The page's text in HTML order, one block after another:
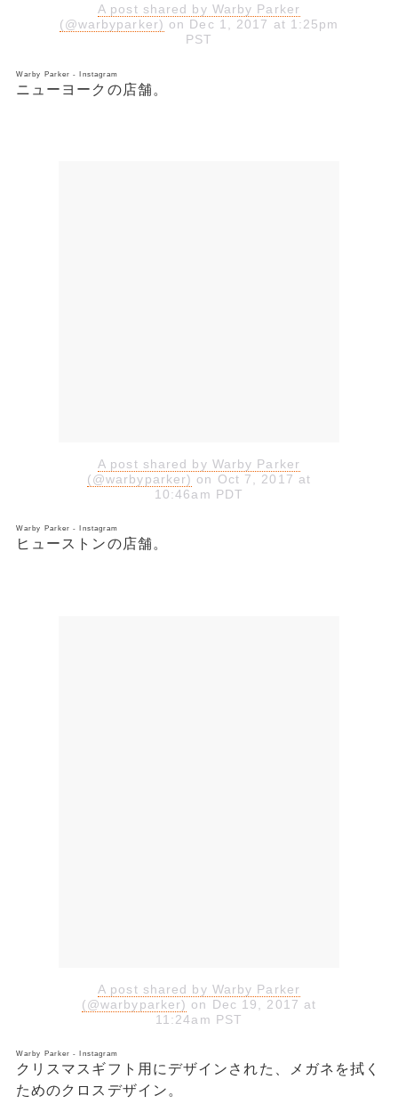
A post shared by Warby Parker
(@warbyparker) on Dec 1, 2017 at 1:25pm
PST
Warby Parker - Instagram
ニューヨークの店舗。
A post shared by Warby Parker
(@warbyparker) on Oct 7, 2017 at
10:46am PDT
Warby Parker - Instagram
ヒューストンの店舗。
A post shared by Warby Parker
(@warbyparker) on Dec 19, 2017 at
11:24am PST
Warby Parker - Instagram
クリスマスギフト用にデザインされた、メガネを拭く
ためのクロスデザイン。